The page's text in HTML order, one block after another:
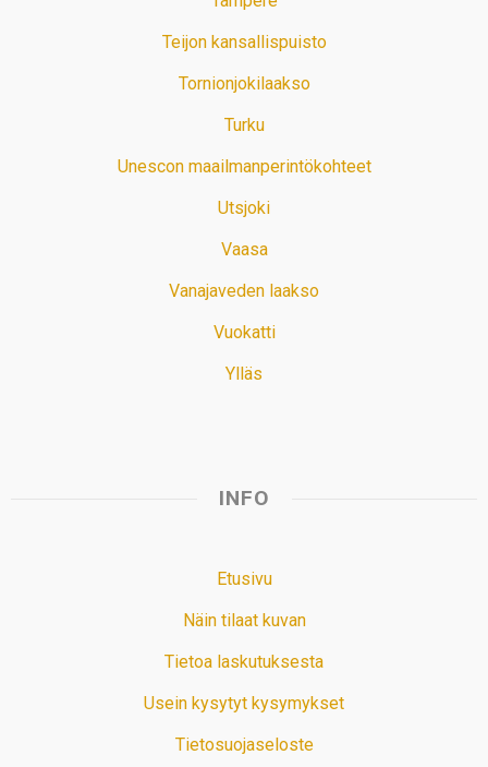
Teijon kansallispuisto
Tornionjokilaakso
Turku
Unescon maailmanperintökohteet
Utsjoki
Vaasa
Vanajaveden laakso
Vuokatti
Ylläs
INFO
Etusivu
Näin tilaat kuvan
Tietoa laskutuksesta
Usein kysytyt kysymykset
Tietosuojaseloste